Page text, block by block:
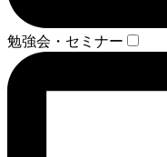
勉強会・セミナー